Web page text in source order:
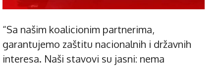
“Sa našim koalicionim partnerima,
garantujemo zaštitu nacionalnih i državnih
interesa. Naši stavovi su jasni: nema